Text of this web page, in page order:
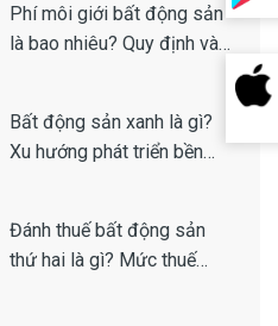
Phí môi giới bất động sản
là bao nhiêu? Quy định và
Bất động sản xanh là gì?
Xu hướng phát triển bền
Đánh thuế bất động sản
thứ hai là gì? Mức thuế